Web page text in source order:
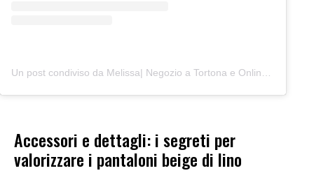
Accessori e dettagli: i segreti per
valorizzare i pantaloni beige di lino